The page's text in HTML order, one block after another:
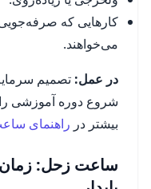
کارهایی که
می‌خواهند.
در عمل: تصمیم
شروع دوره آموزشی
بیشتر در راهنمای
ساعت زحل: زمان